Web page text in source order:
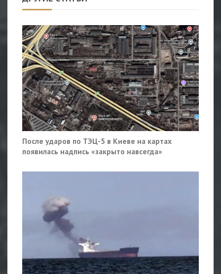
После ударов по ТЭЦ-5 в Киеве на картах
появилась надпись «закрыто навсегда»